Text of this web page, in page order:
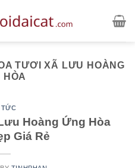
TƯƠI XÃ LƯU HOÀNG
HÒA
TỨC
Hoàng Ứng Hòa
Giá Rẻ